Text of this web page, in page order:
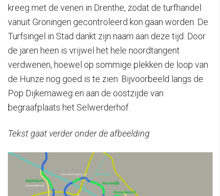
kreeg met de venen in Drenthe, zodat de turfhandel
vanuit Groningen gecontroleerd kon gaan worden. De
Turfsingel in Stad dankt zijn naam aan deze tijd. Door
de jaren heen is vrijwel het hele noordtangent
verdwenen, hoewel op sommige plekken de loop van
de Hunze nog goed is te zien. Bijvoorbeeld langs de
Pop Dijkemaweg en aan de oostzijde van
begraafplaats het Selwerderhof.
Tekst gaat verder onder de afbeelding